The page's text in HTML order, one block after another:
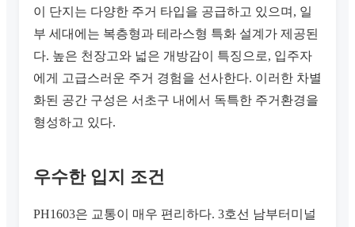
이 단지는 다양한 주거 타입을 공급하고 있으며, 일
부 세대에는 복층형과 테라스형 특화 설계가 제공된
다. 높은 천장고와 넓은 개방감이 특징으로, 입주자
에게 고급스러운 주거 경험을 선사한다. 이러한 차별
화된 공간 구성은 서초구 내에서 독특한 주거환경을
형성하고 있다.
우수한 입지 조건
PH1603은 교통이 매우 편리하다. 3호선 남부터미널